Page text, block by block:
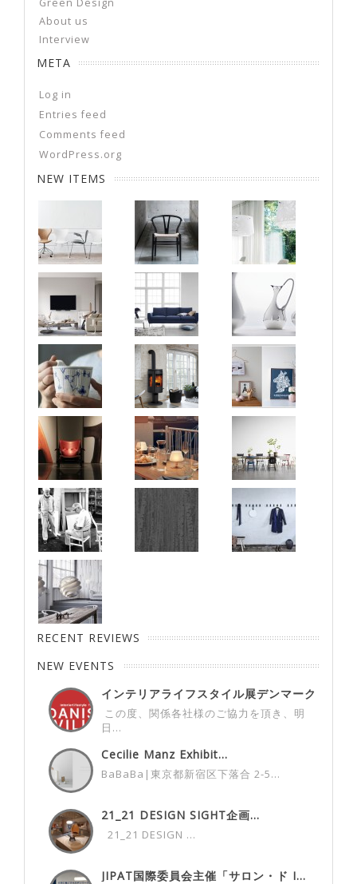
Green Design
About us
Interview
META
Log in
Entries feed
Comments feed
WordPress.org
NEW ITEMS
RECENT REVIEWS
NEW EVENTS
インテリアライフスタイル展デンマーク
パビ...
この度、関係各社様のご協力を頂き、明
日...
Cecilie Manz Exhibit...
BaBaBa|東京都新宿区下落合 2-5...
21_21 DESIGN SIGHT企画...
21_21 DESIGN ...
JIPAT国際委員会主催「サロン・ド I...